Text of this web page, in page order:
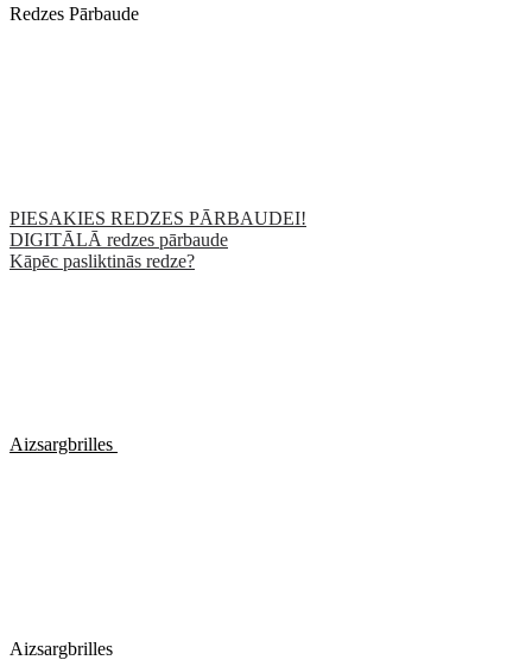
Redzes Pārbaude
PIESAKIES REDZES PĀRBAUDEI!
DIGITĀLĀ redzes pārbaude
Kāpēc pasliktinās redze?
Aizsargbrilles
Aizsargbrilles